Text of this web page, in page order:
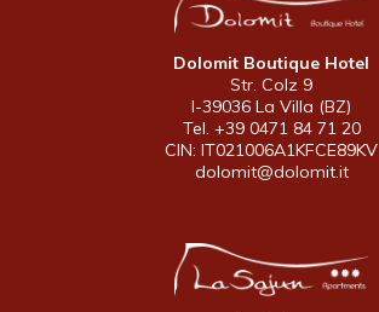
Dolomit Boutique Hotel
Str. Colz 9
I-39036 La Villa (BZ)
Tel. +39 0471 84 71 20
CIN: IT021006A1KFCE89KV
dolomit@dolomit.it